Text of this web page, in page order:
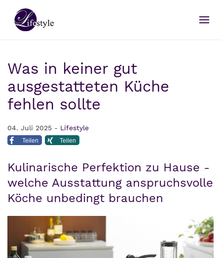
Was in keiner gut
ausgestatteten Küche
fehlen sollte
04. Juli 2025 - Lifestyle
Teilen Teilen
Kulinarische Perfektion zu Hause -
welche Ausstattung anspruchsvolle
Köche unbedingt brauchen